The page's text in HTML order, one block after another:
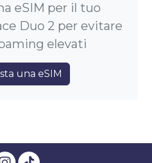
eSIM per il tuo
Duo 2 per evitare
elevati
una eSIM